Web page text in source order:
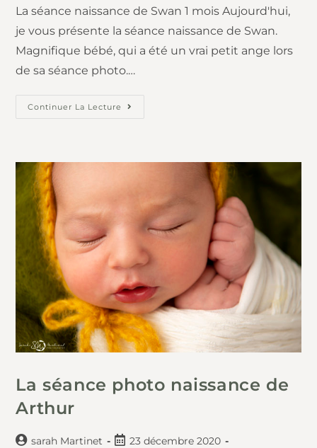
La séance naissance de Swan 1 mois Aujourd'hui,
je vous présente la séance naissance de Swan.
Magnifique bébé, qui a été un vrai petit ange lors
de sa séance photo.…
Continuer La Lecture
La séance photo naissance de
Arthur
sarah Martinet
23 décembre 2020